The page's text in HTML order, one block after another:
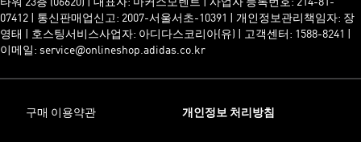
타워 23층 (06620) | 대표자: 마커스모렌트 | 사업자 등록번호: 214-81-
07412 | 통신판매업신고: 2007-서울서초-10391 | 개인정보관리책임자: 장
영태 | 호스팅서비스사업자: 아디다스코리아(유) | 고객센터: 1588-8241 |
이메일: service@onlineshop.adidas.co.kr
구매 이용약관 개인정보 처리방침